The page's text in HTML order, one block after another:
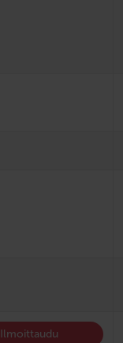
Ilmoittaudu